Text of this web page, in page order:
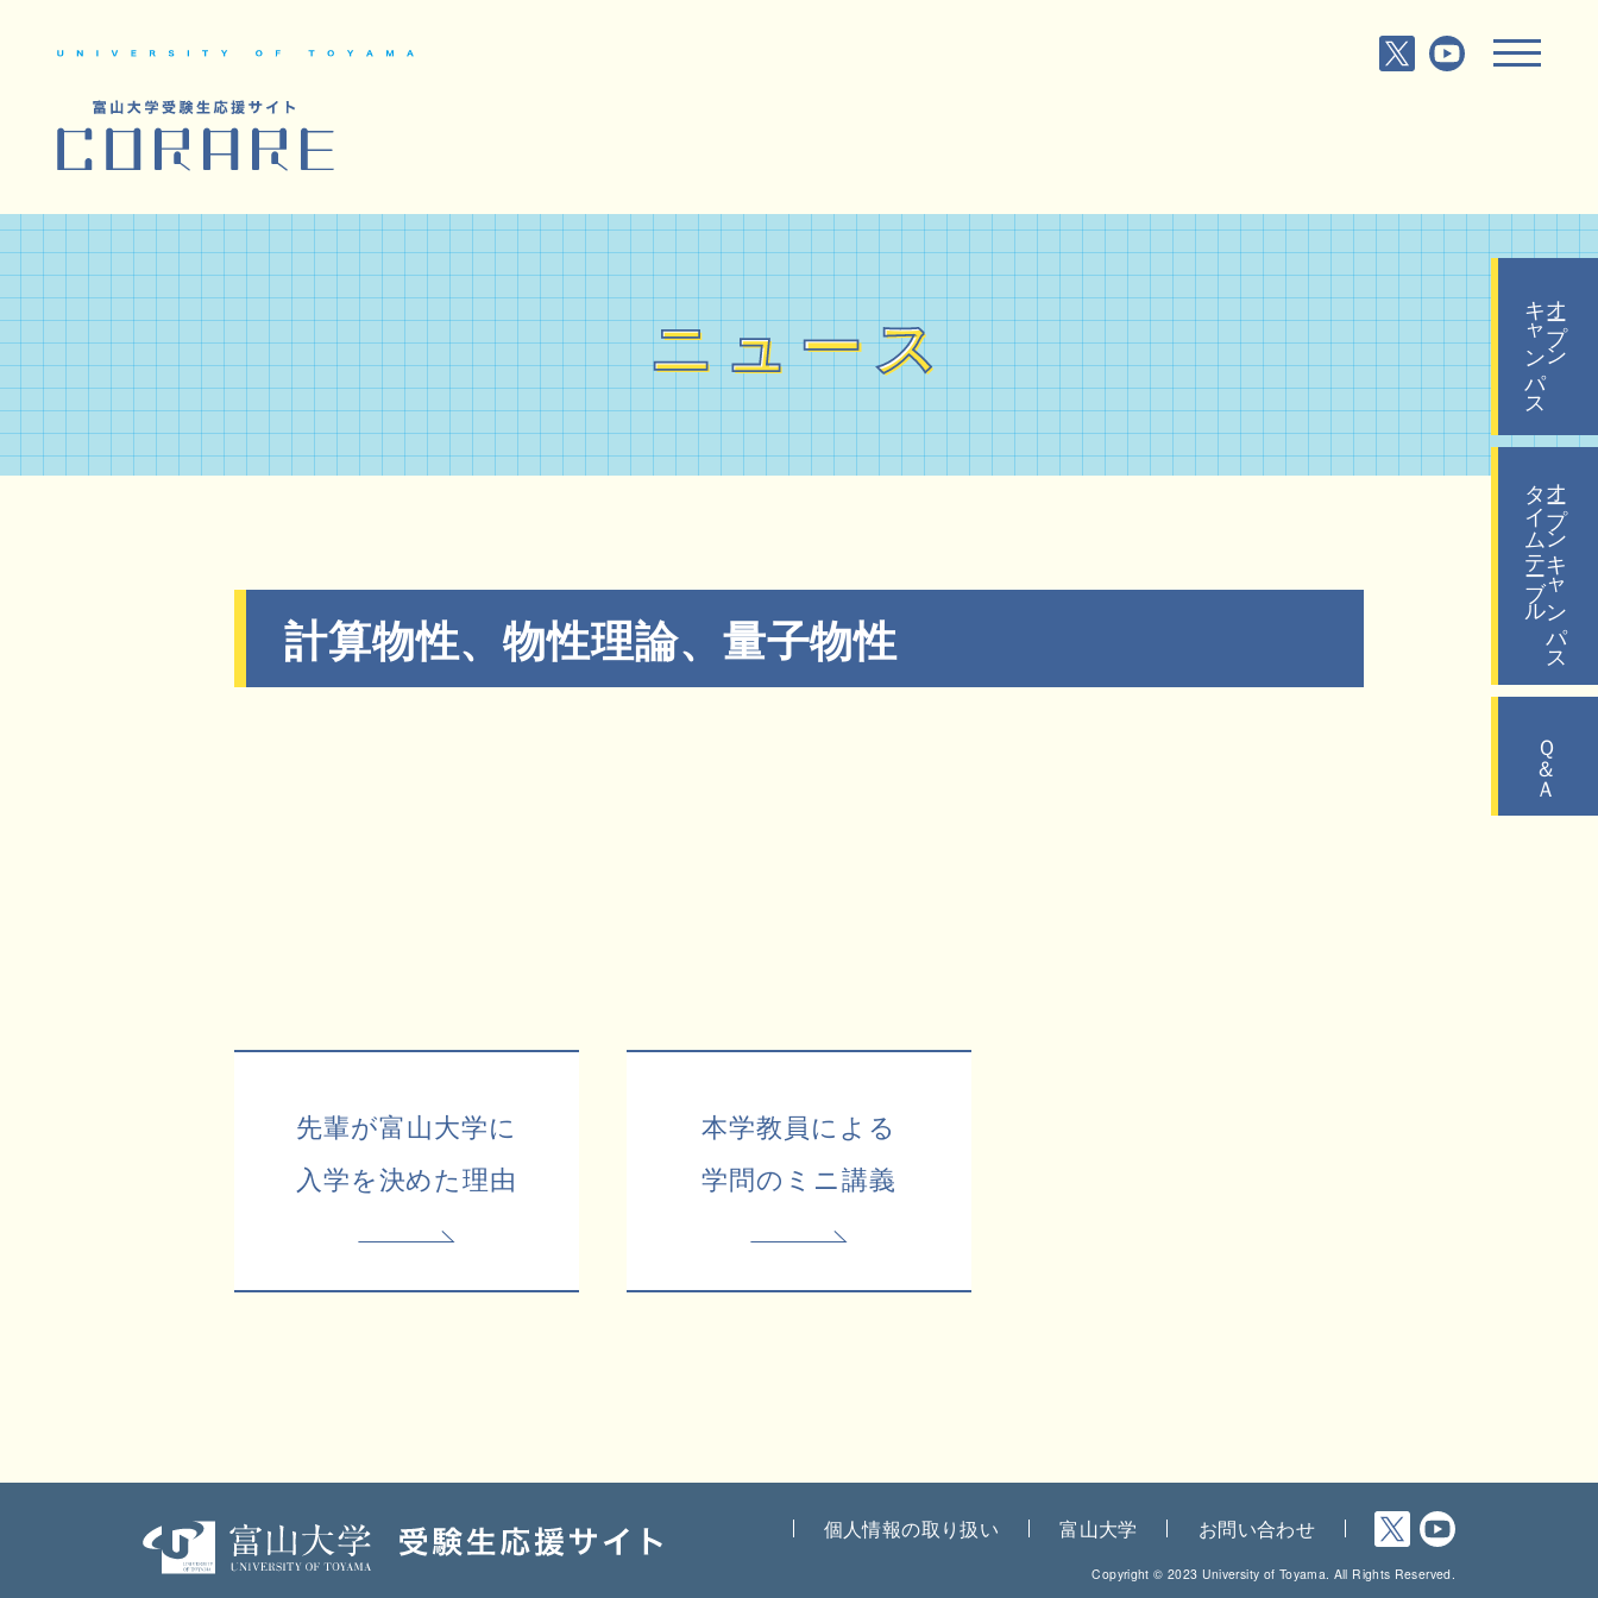
オープン
キャンパス
オープンキャンパス
タイムテーブル
Ｑ＆Ａ
ニュース
ニュース
計算物性、物性理論、量子物性
先輩が富山大学に
入学を決めた理由
本学教員による
学問のミニ講義
個人情報の取り扱い 富山大学 お問い合わせ
Copyright © 2023 University of Toyama. All Rights Reserved.